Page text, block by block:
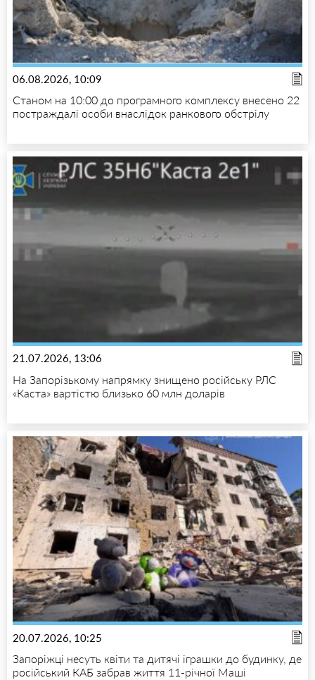
06.08.2026, 10:09
Станом на 10:00 до програмного комплексу внесено 22
постраждалі особи внаслідок ранкового обстрілу
21.07.2026, 13:06
На Запорізькому напрямку знищено російську РЛС
«Каста» вартістю близько 60 млн доларів
20.07.2026, 10:25
Запоріжці несуть квіти та дитячі іграшки до будинку, де
російський КАБ забрав життя 11-річної Маші